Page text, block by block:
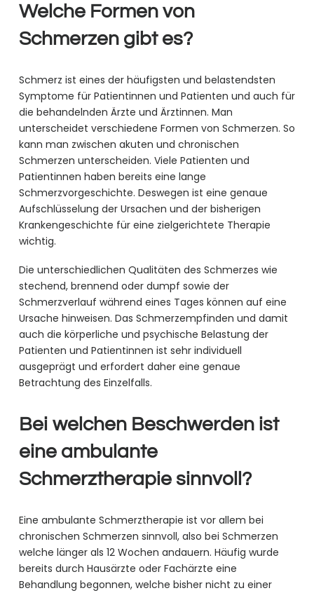
Welche Formen von
Schmerzen gibt es?
Schmerz ist eines der häufigsten und belastendsten
Symptome für Patientinnen und Patienten und auch für
die behandelnden Ärzte und Ärztinnen. Man
unterscheidet verschiedene Formen von Schmerzen. So
kann man zwischen akuten und chronischen
Schmerzen unterscheiden. Viele Patienten und
Patientinnen haben bereits eine lange
Schmerzvorgeschichte. Deswegen ist eine genaue
Aufschlüsselung der Ursachen und der bisherigen
Krankengeschichte für eine zielgerichtete Therapie
wichtig.
Die unterschiedlichen Qualitäten des Schmerzes wie
stechend, brennend oder dumpf sowie der
Schmerzverlauf während eines Tages können auf eine
Ursache hinweisen. Das Schmerzempfinden und damit
auch die körperliche und psychische Belastung der
Patienten und Patientinnen ist sehr individuell
ausgeprägt und erfordert daher eine genaue
Betrachtung des Einzelfalls.
Bei welchen Beschwerden ist
eine ambulante
Schmerztherapie sinnvoll?
Eine ambulante Schmerztherapie ist vor allem bei
chronischen Schmerzen sinnvoll, also bei Schmerzen
welche länger als 12 Wochen andauern. Häufig wurde
bereits durch Hausärzte oder Fachärzte eine
Behandlung begonnen, welche bisher nicht zu einer